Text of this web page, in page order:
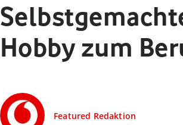
Hobby zum
Featured Redaktion